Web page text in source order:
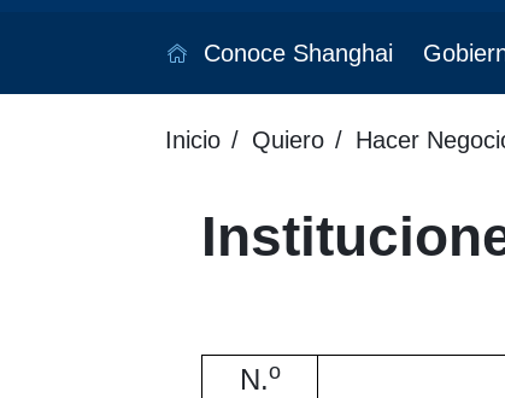
Conoce Shanghai
Inicio Quiero Hacer
N.o